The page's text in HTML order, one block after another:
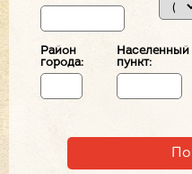
Район
города:
Населенный
пункт: